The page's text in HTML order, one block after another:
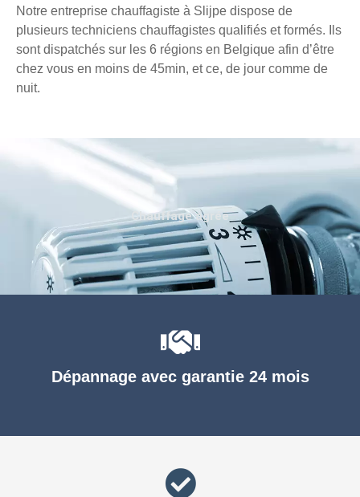
Notre entreprise chauffagiste à Slijpe dispose de
plusieurs techniciens chauffagistes qualifiés et formés. Ils
sont dispatchés sur les 6 régions en Belgique afin d’être
chez vous en moins de 45min, et ce, de jour comme de
nuit.
Dépannage avec garantie 24 mois
Chauffage agréé